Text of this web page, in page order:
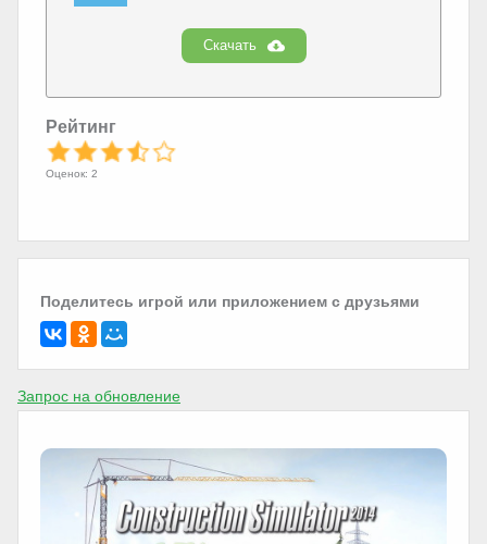
Скачать
Рейтинг
Оценок: 2
Поделитесь игрой или приложением с друзьями
Запрос на обновление